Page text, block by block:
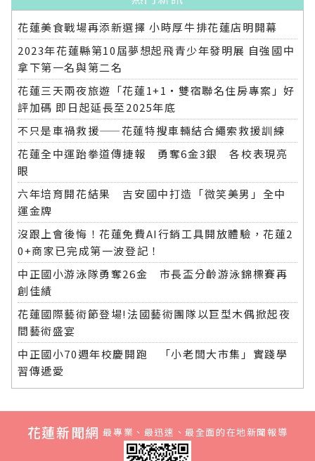
花蓮美食戰場再添新選擇 小時厚牛排花蓮店明開幕
2023年花蓮縣第10屆夢想起飛青少年發明展 自強國中
拿下第一名與第二名
花蓮三天兩夜旅遊「花蓮1+1‧雙宿聯名住房專案」好
評加碼 即日起延長至2025年底
不只是車禍救援——花蓮特搜車輛結合繩索救援訓練
花蓮全中運跆拳道傳捷報 勇奪6金3銀 各校表現亮
眼
六年培育開花結果 吉安國中打造「微笑美男」全中
運金牌
沒跟上會後悔！花蓮免費AI行銷工具開放體驗，花蓮2
0+商家已完成第一波登記！
中正國小游泳隊勇奪26金 市長盃分齡游泳錦標賽再
創佳績
花蓮國際藝術節登場!法國藝術團隊以巨型木偶掀起夜
間藝術盛宴
中正國小70週年校慶開跑 「小老闆大市集」實踐學
習傳遞愛
花蓮新聞網 最專業、最迅速、最全面的在地新聞報導